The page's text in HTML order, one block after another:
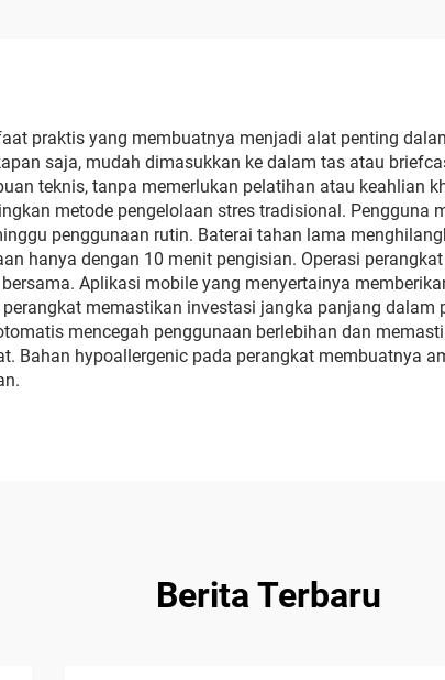
praktis yang membuatnya menjadi alat penting
saja, mudah dimasukkan ke dalam tas atau
teknis, tanpa memerlukan pelatihan atau keahlian
metode pengelolaan stres tradisional.
penggunaan rutin. Baterai tahan lama
hanya dengan 10 menit pengisian. Operasi
Aplikasi mobile yang menyertainya
memastikan investasi jangka panjang
mencegah penggunaan berlebihan dan
Bahan hypoallergenic pada perangkat membuatnya
Berita Terbaru